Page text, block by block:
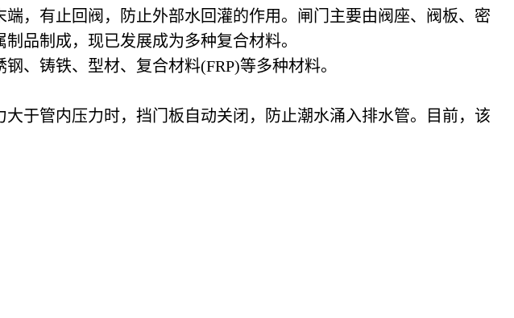
，有止回阀，防止外部水回灌的作用。闸门主要由阀座、阀板、密
品制成，现已发展成为多种复合材料。
、铸铁、型材、复合材料(FRP)等多种材料。
管内压力时，挡门板自动关闭，防止潮水涌入排水管。目前，该